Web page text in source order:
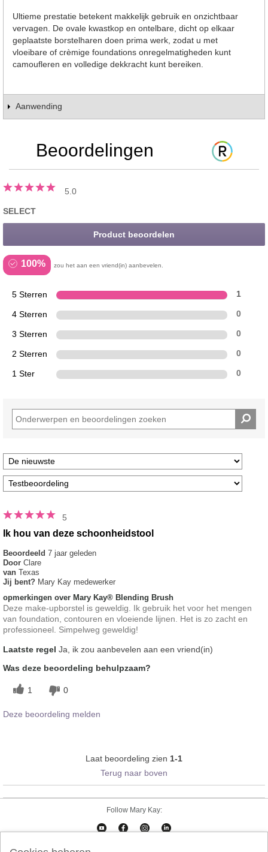
Ultieme prestatie betekent makkelijk gebruik en onzichtbaar
vervagen. De ovale kwastkop en ontelbare, dicht op elkaar
geplaatste borstelharen doen prima werk, zodat u met
vloeibare of crèmige foundations onregelmatigheden kunt
camoufleren en volledige dekkracht kunt bereiken.
Aanwending
Beoordelingen
5.0
SELECT
Product beoordelen
100% zou het aan een vriend(in) aanbevelen.
5 Sterren 1
4 Sterren 0
3 Sterren 0
2 Sterren 0
1 Ster 0
5
Ik hou van deze schoonheidstool
Beoordeeld 7 jaar geleden
Door Clare
van Texas
Jij bent? Mary Kay medewerker
opmerkingen over Mary Kay® Blending Brush
Deze make-upborstel is geweldig. Ik gebruik het voor het mengen
van foundation, contouren en vloeiende lijnen. Het is zo zacht en
professioneel. Simpelweg geweldig!
Laatste regel Ja, ik zou aanbevelen aan een vriend(in)
Was deze beoordeling behulpzaam?
1 0
Deze beoordeling melden
Laat beoordeling zien 1-1
Terug naar boven
Follow Mary Kay: